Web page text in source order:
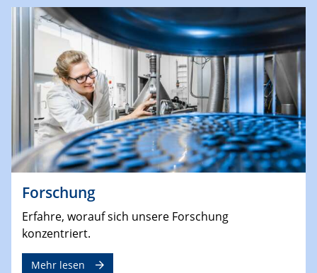
Forschung
Erfahre, worauf sich unsere Forschung
konzentriert.
Mehr lesen